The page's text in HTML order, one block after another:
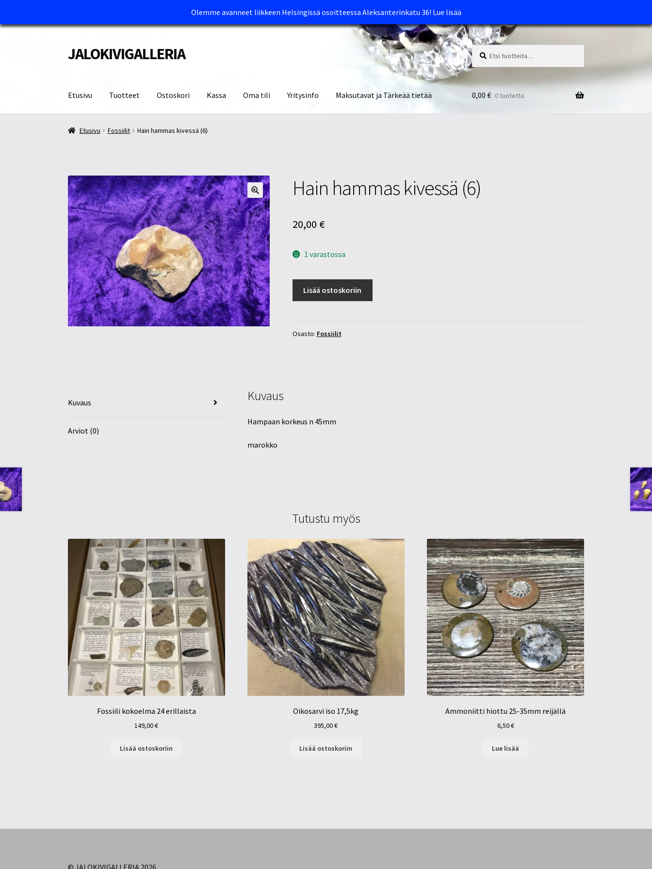
Olemme avanneet liikkeen Helsingissä osoitteessa Aleksanterinkatu 36! Lue lisää
Siirry
navigointiin
Siirry
sisältöön
JALOKIVIGALLERIA Etsi:
Haku
Etusivu Tuotteet Ostoskori Kassa Oma tili Yritysinfo Maksutavat ja Tärkeää tietää
Etusivu Kassa Maksutavat ja Tärkeää tietää
0,00 € 0 tuotetta
Etusivu Fossiilit Hain hammas kivessä (6)
Hain hammas kivessä (6)
20,00 €
1 varastossa
määrä
Lisää ostoskoriin
Osasto: Fossiilit
Kuvaus
Arviot (0)
Kuvaus
Hampaan korkeus n 45mm
marokko
Tutustu myös
Fossiili kokoelma 24 erillaista
149,00€
Lisää ostoskoriin
Oikosarvi iso 17,5kg
395,00€
Lisää ostoskoriin
Ammoniitti hiottu 25-35mm reijällä
6,50€
Lue lisää